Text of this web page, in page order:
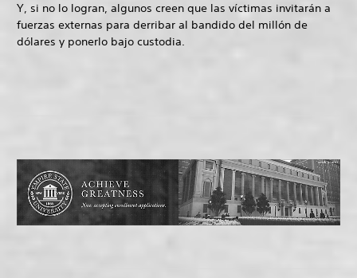
Y, si no lo logran, algunos creen que las víctimas invitarán a
fuerzas externas para derribar al bandido del millón de
dólares y ponerlo bajo custodia.